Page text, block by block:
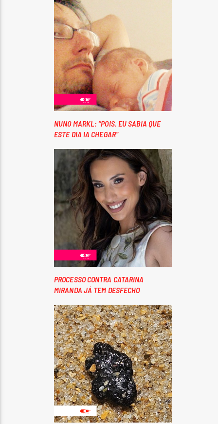
NUNO MARKL: “POIS. EU SABIA QUE
ESTE DIA IA CHEGAR”
PROCESSO CONTRA CATARINA
MIRANDA JÁ TEM DESFECHO